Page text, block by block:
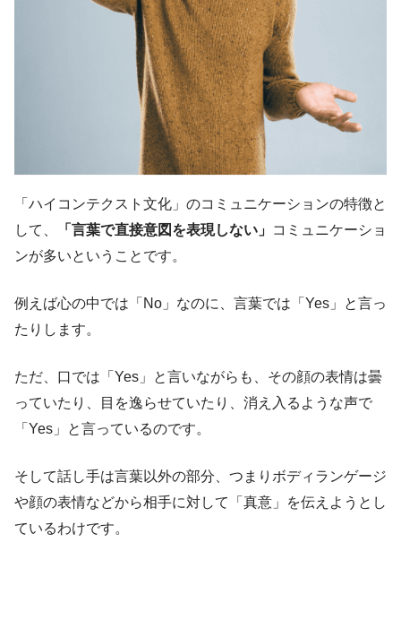
「ハイコンテクスト文化」のコミュニケーションの特徴と
して、
「言葉で直接意図を表現しない」 コミュニケーショ
ンが多いということです。
例えば心の中では「No」なのに、言葉では「Yes」と言っ
たりします。
ただ、口では「Yes」と言いながらも、その顔の表情は曇
っていたり、目を逸らせていたり、消え入るような声で
「Yes」と言っているのです。
そして話し手は言葉以外の部分、つまりボディランゲージ
や顔の表情などから相手に対して「真意」を伝えようとし
ているわけです。